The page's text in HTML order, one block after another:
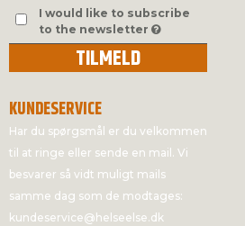
I would like to subscribe
to the newsletter
TILMELD
KUNDESERVICE
Har du spørgsmål er du velkommen
til at ringe eller sende en mail. Vi
besvarer så vidt muligt mails
samme dag som de modtages:
kundeservice@helseelse.dk